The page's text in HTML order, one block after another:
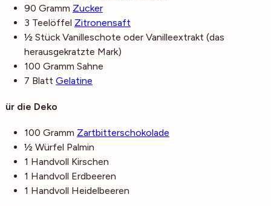
90 Gramm Zucker
3 Teelöffel Zitronensaft
½ Stück Vanilleschote oder Vanilleextrakt (das
herausgekratzte Mark)
100 Gramm Sahne
7 Blatt Gelatine
Für die Deko
100 Gramm Zartbitterschokolade
½ Würfel Palmin
1 Handvoll Kirschen
1 Handvoll Erdbeeren
1 Handvoll Heidelbeeren